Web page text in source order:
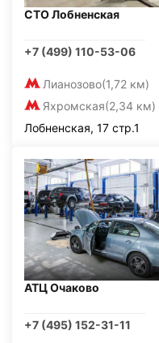
СТО Лобненская
+7 (499) 110-53-06
Лианозово(1,72 км)
Яхромская(2,34 км)
Лобненская, 17 стр.1
АТЦ Очаково
+7 (495) 152-31-11